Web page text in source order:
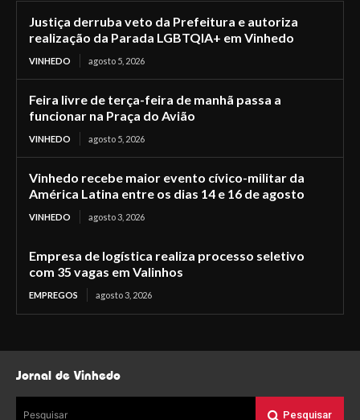
Justiça derruba veto da Prefeitura e autoriza
realização da Parada LGBTQIA+ em Vinhedo
VINHEDO agosto 5, 2026
Feira livre de terça-feira de manhã passa a
funcionar na Praça do Avião
VINHEDO agosto 5, 2026
Vinhedo recebe maior evento cívico-militar da
América Latina entre os dias 14 e 16 de agosto
VINHEDO agosto 3, 2026
Empresa de logística realiza processo seletivo
com 35 vagas em Valinhos
EMPREGOS agosto 3, 2026
Jornal de Vinhedo
Pesquisar Pesquisar